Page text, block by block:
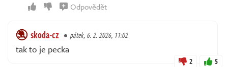
Odpovědět
skoda-cz pátek, 6. 2. 2026, 11:02
tak to je pecka
2 5